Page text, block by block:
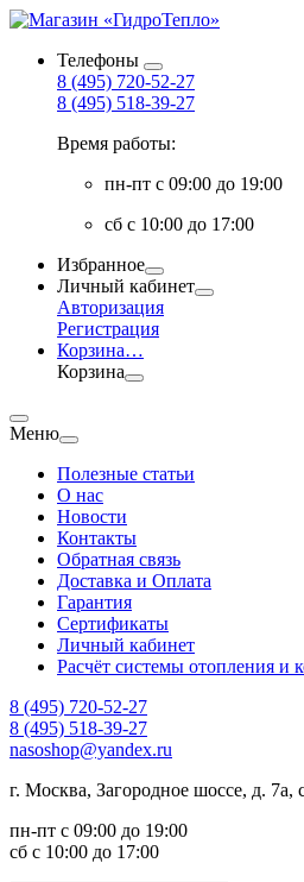
Телефоны
8 (495) 720-52-27
8 (495) 518-39-27
Время работы:
пн-пт с 09:00 до 19:00
сб с 10:00 до 17:00
Избранное
Личный кабинет
Авторизация
Регистрация
Корзина…
Корзина
Меню
Полезные статьи
О нас
Новости
Контакты
Обратная связь
Доставка и Оплата
Гарантия
Сертификаты
Личный кабинет
Расчёт системы отопления и
8 (495) 720-52-27
8 (495) 518-39-27
nasoshop@yandex.ru
г. Москва, Загородное шоссе, д. 7а,
пн-пт с 09:00 до 19:00
сб с 10:00 до 17:00